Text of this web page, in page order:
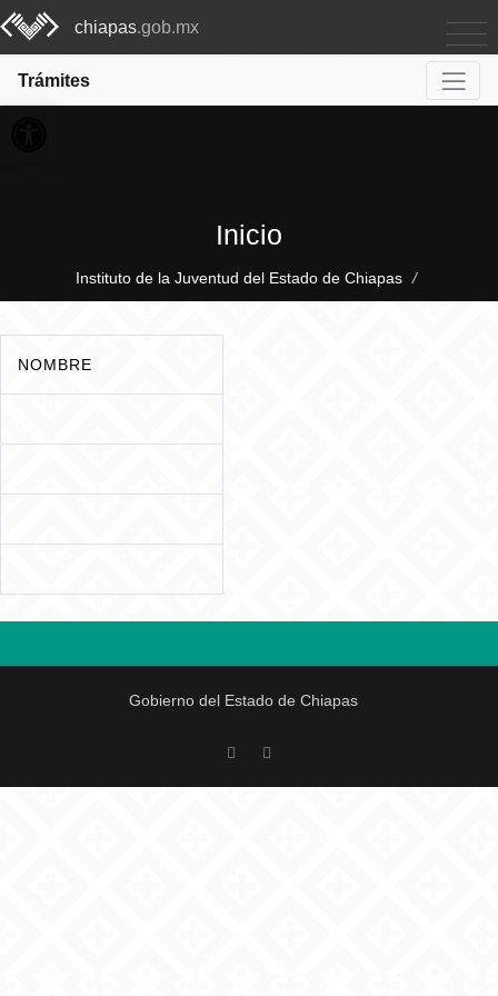
chiapas.gob.mx
Trámites
Abrir barra de herramientas
Inicio
Instituto de la Juventud del Estado de Chiapas /
NOMBRE
Gobierno del Estado de Chiapas